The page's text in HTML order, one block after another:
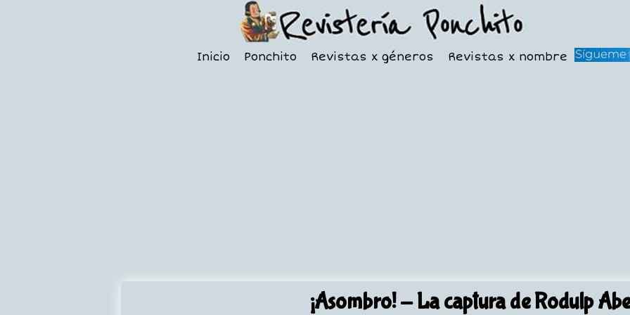
Inicio Ponchito Revistas x géneros Revistas x nombre
¡Asombro!- La captura de Rodulp